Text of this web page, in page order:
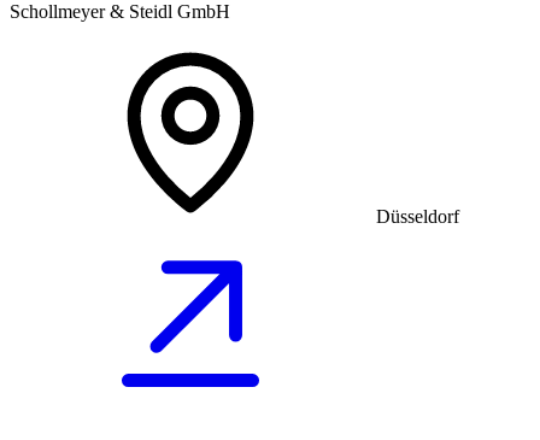
Schollmeyer & Steidl GmbH
Düsseldorf